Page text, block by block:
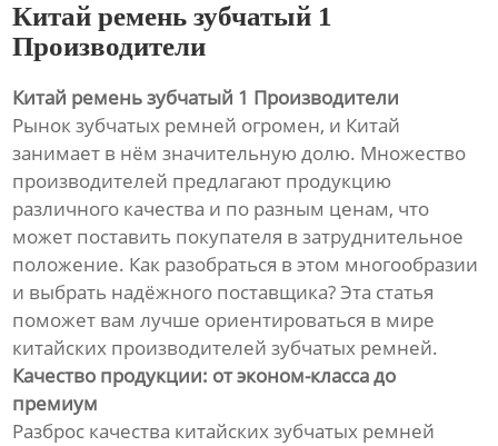
Китай ремень зубчатый 1
Производители
Китай ремень зубчатый 1 Производители
Рынок зубчатых ремней огромен, и Китай
занимает в нём значительную долю. Множество
производителей предлагают продукцию
различного качества и по разным ценам, что
может поставить покупателя в затруднительное
положение. Как разобраться в этом многообразии
и выбрать надёжного поставщика? Эта статья
поможет вам лучше ориентироваться в мире
китайских производителей зубчатых ремней.
Качество продукции: от эконом-класса до
премиум
Разброс качества китайских зубчатых ремней